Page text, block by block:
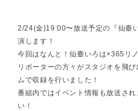
2/24(金)19:00〜放送予定の『仙臺
演します！
今回はなんと！仙臺いろは×365リ
リポーターの方々がスタジオを飛
ムで収録を行いました！
番組内ではイベント情報も放送さ
い！